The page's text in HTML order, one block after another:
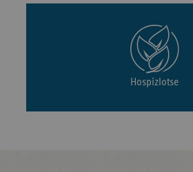
Hospizlotse